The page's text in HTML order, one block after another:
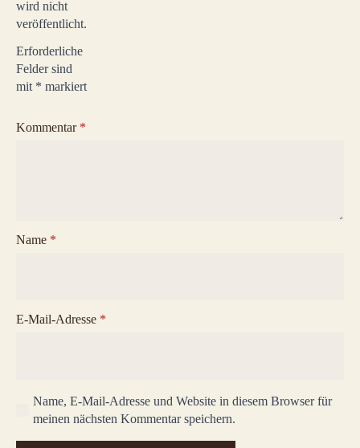
wird nicht
veröffentlicht.
Erforderliche
Felder sind
mit * markiert
Kommentar *
Name *
E-Mail-Adresse *
Name, E-Mail-Adresse und Website in diesem Browser für
meinen nächsten Kommentar speichern.